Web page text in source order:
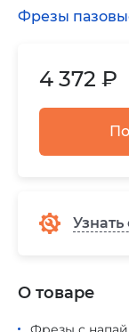
4 372 ₽
Фрезы
О товаре